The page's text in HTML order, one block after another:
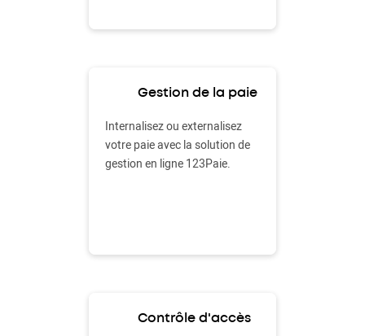
Gestion de la paie
Internalisez ou externalisez
votre paie avec la solution de
gestion en ligne 123Paie.
Contrôle d'accès